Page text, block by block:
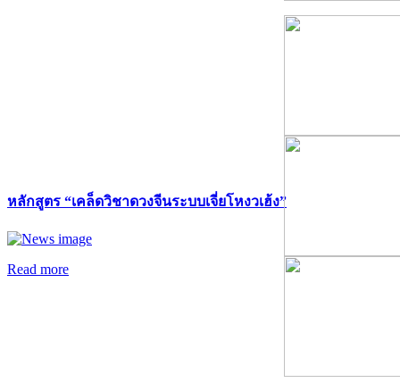
หลักสูตร “เคล็ดวิชาดวงจีนระบบเจี่ยโหงวเฮ้ง”
Read more